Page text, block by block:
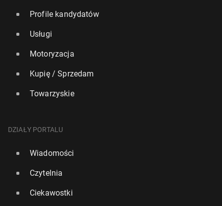
Profile kandydatów
Usługi
Motoryzacja
Kupię / Sprzedam
Towarzyskie
DZIAŁY PORTALU
Wiadomości
Czytelnia
Ciekawostki